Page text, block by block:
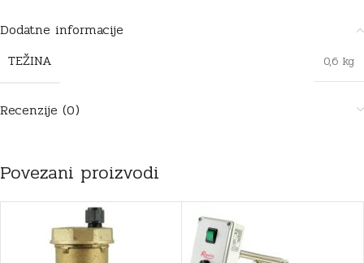
Dodatne informacije
TEŽINA
0,6 kg
Recenzije (0)
Povezani proizvodi